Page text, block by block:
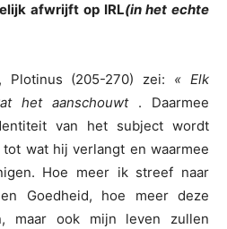
afwrijft op IRL(in het echte
Plotinus (205-270) zei: « Elk
het aanschouwt . Daarmee
van het subject wordt
wat hij verlangt en waarmee
Hoe meer ik streef naar
Goedheid, hoe meer deze
maar ook mijn leven zullen